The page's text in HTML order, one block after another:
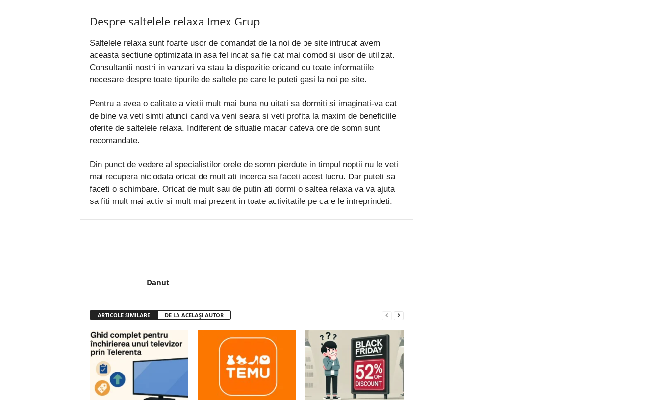
Despre saltelele relaxa Imex Grup
Saltelele relaxa sunt foarte usor de comandat de la noi de pe site intrucat avem
aceasta sectiune optimizata in asa fel incat sa fie cat mai comod si usor de utilizat.
Consultantii nostri in vanzari va stau la dispozitie oricand cu toate informatiile
necesare despre toate tipurile de saltele pe care le puteti gasi la noi pe site.
Pentru a avea o calitate a vietii mult mai buna nu uitati sa dormiti si imaginati-va cat
de bine va veti simti atunci cand va veni seara si veti profita la maxim de beneficiile
oferite de saltelele relaxa. Indiferent de situatie macar cateva ore de somn sunt
recomandate.
Din punct de vedere al specialistilor orele de somn pierdute in timpul noptii nu le veti
mai recupera niciodata oricat de mult ati incerca sa faceti acest lucru. Dar puteti sa
faceti o schimbare. Oricat de mult sau de putin ati dormi o saltea relaxa va va ajuta
sa fiti mult mai activ si mult mai prezent in toate activitatile pe care le intreprindeti.
Danut
ARTICOLE SIMILARE DE LA ACELAȘI AUTOR